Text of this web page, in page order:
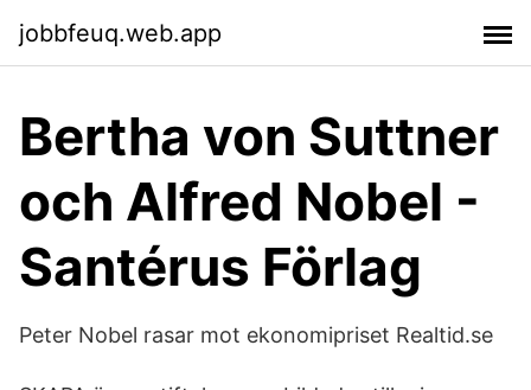
jobbfeuq.web.app
Bertha von Suttner
och Alfred Nobel -
Santérus Förlag
Peter Nobel rasar mot ekonomipriset Realtid.se